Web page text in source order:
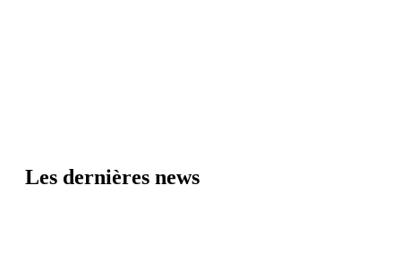
Les dernières news